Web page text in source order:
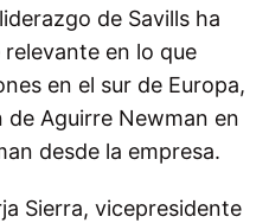
de Savills ha
en lo que
en el sur de Europa,
Aguirre Newman en
desde la empresa.
Sierra, vicepresidente